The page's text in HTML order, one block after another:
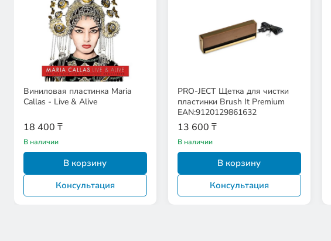
Виниловая пластинка Maria
Callas - Live & Alive
18 400 ₸
В наличии
В корзину
Консультация
PRO-JECT Щетка для чистки
пластинки Brush It Premium
EAN:9120129861632
13 600 ₸
В наличии
В корзину
Консультация